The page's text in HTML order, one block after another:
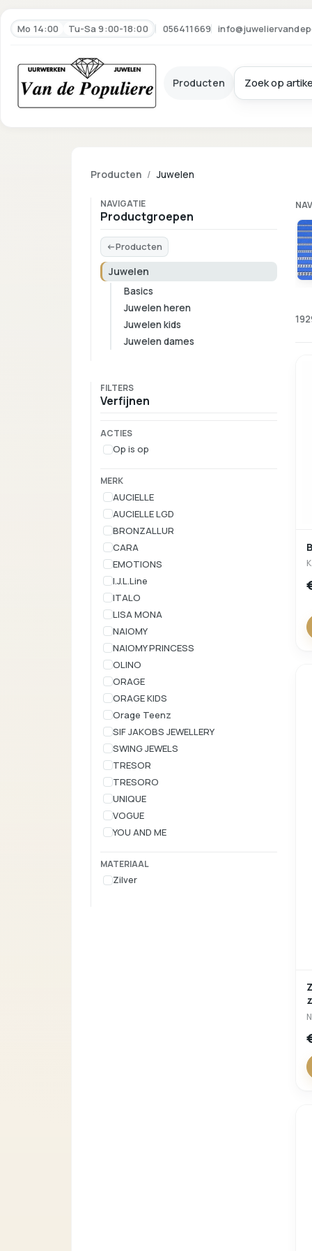
Mo 14:00 Tu-Sa 9:00-18:00 056411669
Producten
Producten Juwelen
NAVIGATIE
Productgroepen
Producten
Juwelen
Basics
Juwelen heren
Juwelen kids
Juwelen dames
FILTERS
Verfijnen
ACTIES
Op is op
MERK
AUCIELLE
AUCIELLE LGD
BRONZALLUR
CARA
EMOTIONS
I.J.L.Line
ITALO
LISA MONA
NAIOMY
NAIOMY PRINCESS
OLINO
ORAGE
ORAGE KIDS
Orage Teenz
SIF JAKOBS JEWELLERY
SWING JEWELS
TRESOR
TRESORO
UNIQUE
VOGUE
YOU AND ME
MATERIAAL
Zilver